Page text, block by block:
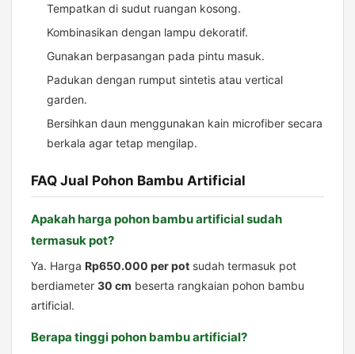
Tempatkan di sudut ruangan kosong.
Kombinasikan dengan lampu dekoratif.
Gunakan berpasangan pada pintu masuk.
Padukan dengan rumput sintetis atau vertical
garden.
Bersihkan daun menggunakan kain microfiber secara
berkala agar tetap mengilap.
FAQ Jual Pohon Bambu Artificial
Apakah harga pohon bambu artificial sudah
termasuk pot?
Ya. Harga Rp650.000 per pot sudah termasuk pot
berdiameter 30 cm beserta rangkaian pohon bambu
artificial.
Berapa tinggi pohon bambu artificial?